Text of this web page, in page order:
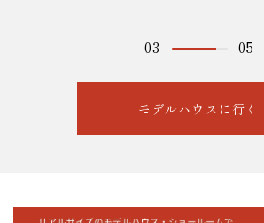
04 05
モデルハウスに行く